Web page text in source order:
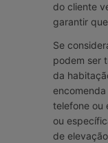
do cliente
garantir
Se
podem ser
da
telefone ou
ou
de